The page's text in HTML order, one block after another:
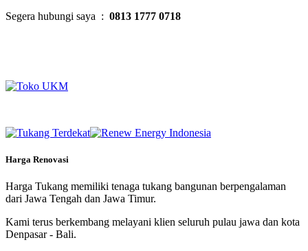
Segera hubungi saya : 0813 1777 0718
Harga Renovasi
Harga Tukang memiliki tenaga tukang bangunan berpengalaman
dari Jawa Tengah dan Jawa Timur.
Kami terus berkembang melayani klien seluruh pulau jawa dan kota
Denpasar - Bali.